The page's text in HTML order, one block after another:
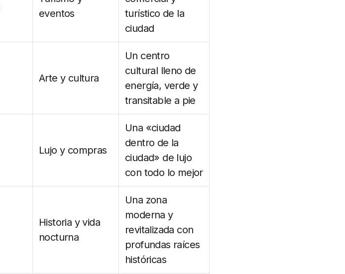
eventos
turístico de la
ciudad
Arte y cultura
Un centro
cultural lleno de
energía, verde y
transitable a pie
Lujo y compras
Una «ciudad
dentro de la
ciudad» de lujo
con todo lo mejor
Historia y vida
nocturna
Una zona
moderna y
revitalizada con
profundas raíces
históricas